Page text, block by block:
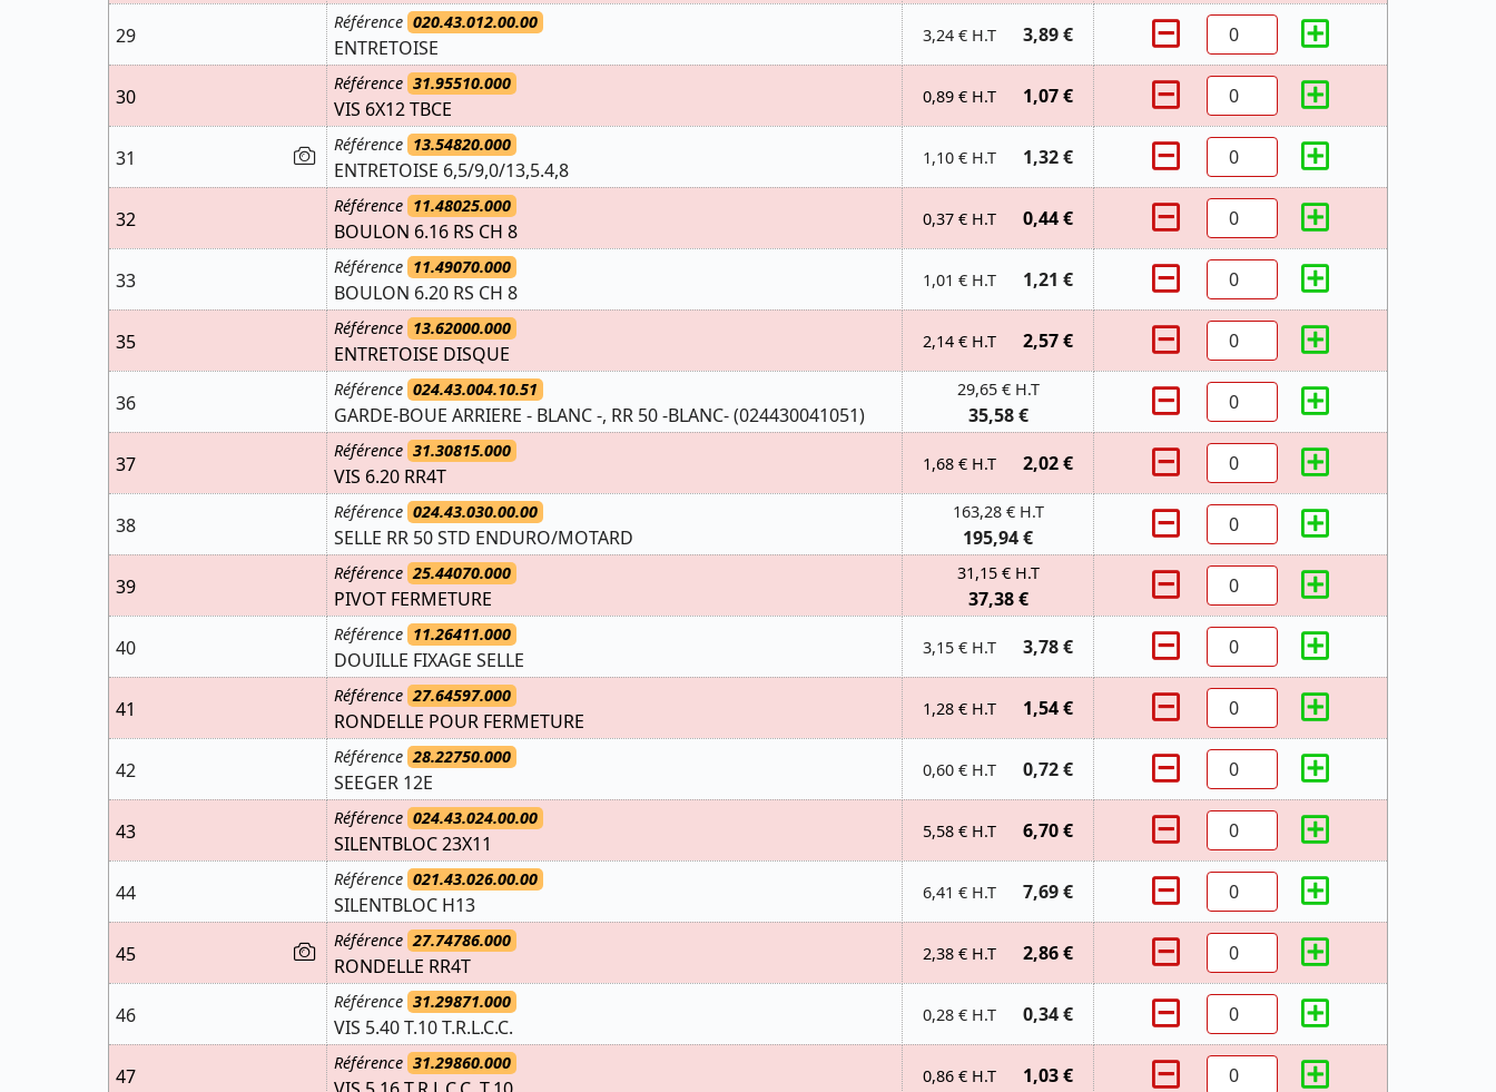
29
Référence 020.43.012.00.00
ENTRETOISE
3,24 € H.T 3,89 €
30
Référence 31.95510.000
VIS 6X12 TBCE
0,89 € H.T 1,07 €
31
Référence 13.54820.000
ENTRETOISE 6,5/9,0/13,5.4,8
1,10 € H.T 1,32 €
32
Référence 11.48025.000
BOULON 6.16 RS CH 8
0,37 € H.T 0,44 €
33
Référence 11.49070.000
BOULON 6.20 RS CH 8
1,01 € H.T 1,21 €
35
Référence 13.62000.000
ENTRETOISE DISQUE
2,14 € H.T 2,57 €
36
Référence 024.43.004.10.51
GARDE-BOUE ARRIERE - BLANC -, RR 50 -BLANC- (024430041051)
29,65 € H.T
35,58 €
37
Référence 31.30815.000
VIS 6.20 RR4T
1,68 € H.T 2,02 €
38
Référence 024.43.030.00.00
SELLE RR 50 STD ENDURO/MOTARD
163,28 € H.T
195,94 €
39
Référence 25.44070.000
PIVOT FERMETURE
31,15 € H.T
37,38 €
40
Référence 11.26411.000
DOUILLE FIXAGE SELLE
3,15 € H.T 3,78 €
41
Référence 27.64597.000
RONDELLE POUR FERMETURE
1,28 € H.T 1,54 €
42
Référence 28.22750.000
SEEGER 12E
0,60 € H.T 0,72 €
43
Référence 024.43.024.00.00
SILENTBLOC 23X11
5,58 € H.T 6,70 €
44
Référence 021.43.026.00.00
SILENTBLOC H13
6,41 € H.T 7,69 €
45
Référence 27.74786.000
RONDELLE RR4T
2,38 € H.T 2,86 €
46
Référence 31.29871.000
VIS 5.40 T.10 T.R.L.C.C.
0,28 € H.T 0,34 €
47
Référence 31.29860.000
0,86 € H.T 1,03 €